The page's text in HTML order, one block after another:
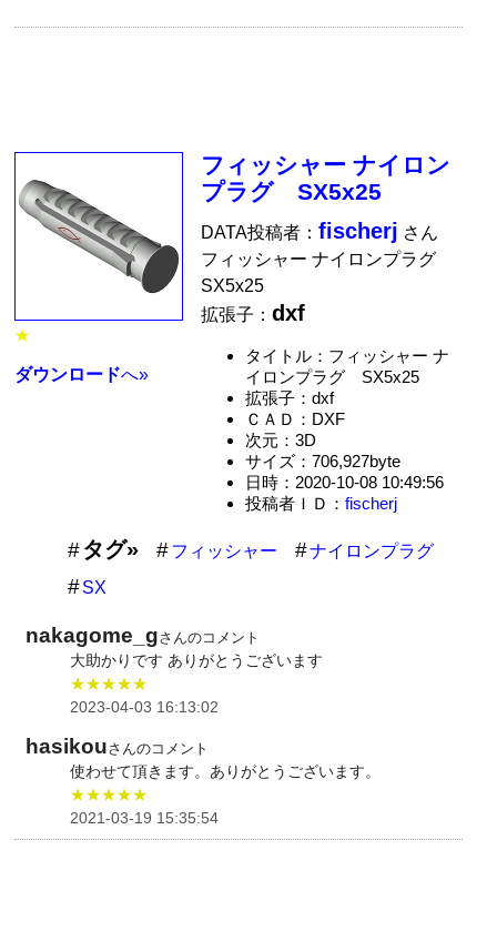
★
ダウンロードへ»
フィッシャー ナイロン
プラグ SX5x25
DATA投稿者：fischerj さん
フィッシャー ナイロンプラグ
SX5x25
拡張子：dxf
タイトル：フィッシャー ナ
イロンプラグ SX5x25
拡張子：dxf
ＣＡＤ：DXF
次元：3D
サイズ：706,927byte
日時：2020-10-08 10:49:56
投稿者ＩＤ： fischerj
タグ» フィッシャー
ナイロンプラグ
SX
nakagome_gさんのコメント
大助かりです ありがとうございます
★★★★★
2023-04-03 16:13:02
hasikouさんのコメント
使わせて頂きます。ありがとうございます。
★★★★★
2021-03-19 15:35:54